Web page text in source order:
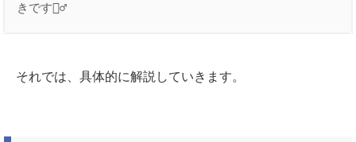
きです🙆‍♂️
それでは、具体的に解説していきます。